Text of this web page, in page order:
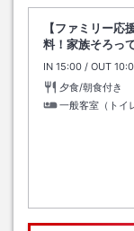
【ファミリー
料！家族そろっ
IN チェックイン
15:00 / OUT チ
夕食/朝食付き
一般客室（トイ